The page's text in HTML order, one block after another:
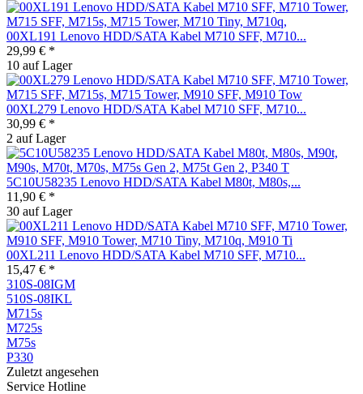
00XL191 Lenovo HDD/SATA Kabel M710 SFF, M710...
29,99 € *
10 auf Lager
00XL279 Lenovo HDD/SATA Kabel M710 SFF, M710...
30,99 € *
2 auf Lager
5C10U58235 Lenovo HDD/SATA Kabel M80t, M80s,...
11,90 € *
30 auf Lager
00XL211 Lenovo HDD/SATA Kabel M710 SFF, M710...
15,47 € *
310S-08IGM
510S-08IKL
M715s
M725s
M75s
P330
Zuletzt angesehen
Service Hotline